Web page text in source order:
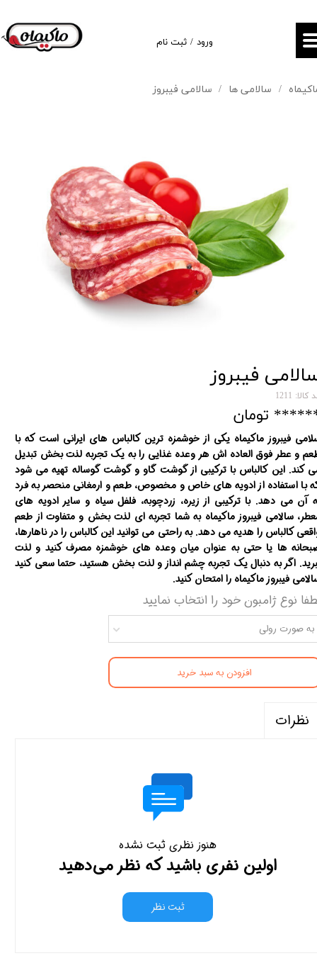
سالامی ها سالامی فیبروز
فیبروز
کالا: 1211
تومان
فیبروز ماکیماه یکی از خوشمزه ترین کالباس های ایرانی است که با
و عطر فوق العاده اش هر وعده غذایی را به یک تجربه لذت بخش تبدیل
کند. این کالباس با ترکیبی از گوشت گاو و گوشت گوساله تهیه می شود
با استفاده از ادویه های خاص و مخصوص، طعم و ارمغانی منحصر به فرد
آن می دهد. با ترکیبی از زیره، زردچوبه، فلفل سیاه و سایر ادویه های
سالامی فیبروز ماکیماه به شما تجربه ای لذت بخش و متفاوت از طعم
کالباس را هدیه می دهد. به راحتی می توانید این کالباس را در ناهارها،
ها یا حتی به عنوان میان وعده های خوشمزه مصرف کنید و لذت
اگر به دنبال یک تجربه چشم انداز و لذت بخش هستید، حتما سعی کنید
فیبروز ماکیماه را امتحان کنید.
نوع ژامبون خود را انتخاب نمایید
به صورت رولی
افزودن به سبد خرید
نظرات
هنوز نظری ثبت نشده
اولین نفری باشید که نظر می‌دهید
ثبت نظر
ورود / ثبت نام
حساب کاربری من
تغییر گذر واژه
سفارشات